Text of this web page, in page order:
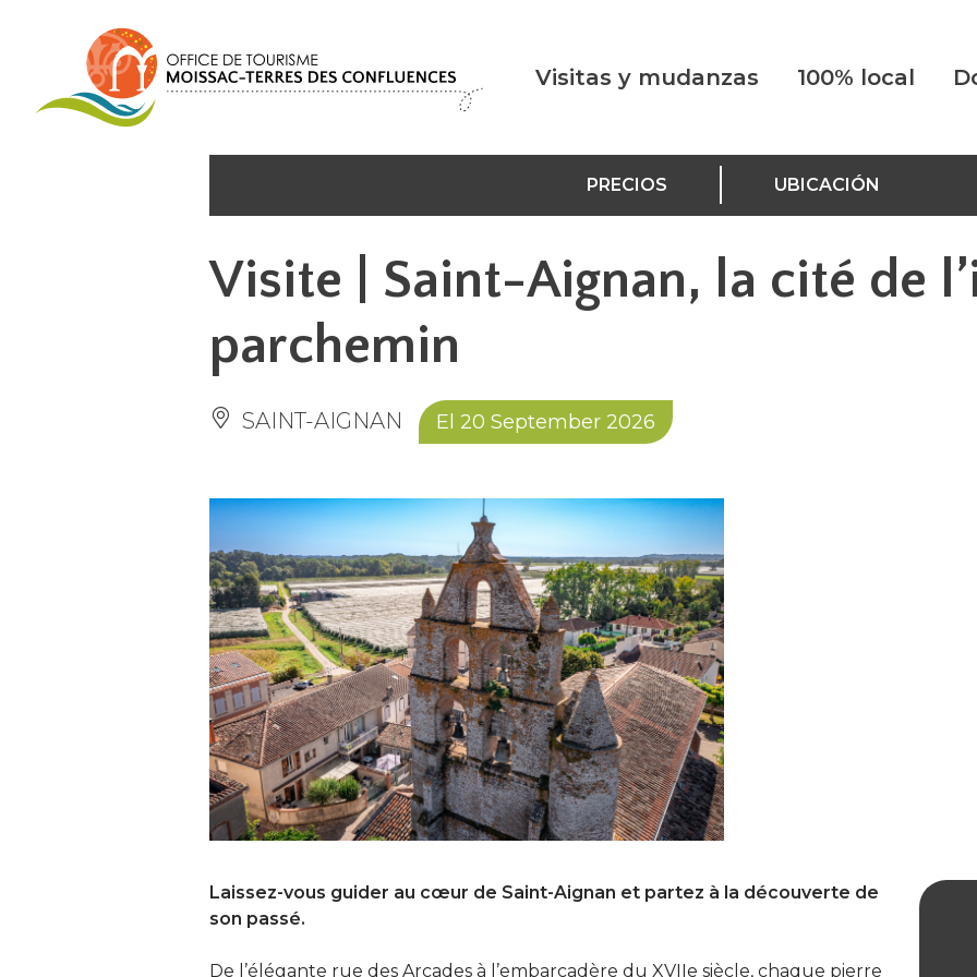
Visitas y mudanzas 100% local
PRECIOS UBICACIÓN
Visite | Saint-Aignan, la cité de
parchemin
SAINT-AIGNAN El 20 September 2026
Laissez-vous guider au cœur de Saint-Aignan et partez à la découverte de
son passé.
De l’élégante rue des Arcades à l’embarcadère du XVIIe siècle, chaque pierre